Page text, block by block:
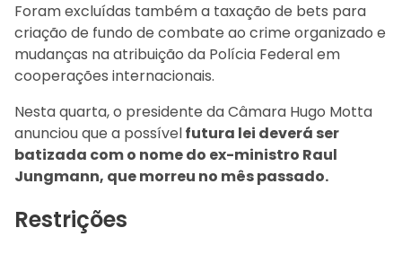
Foram excluídas também a taxação de bets para
criação de fundo de combate ao crime organizado e
mudanças na atribuição da Polícia Federal em
cooperações internacionais.
Nesta quarta, o presidente da Câmara Hugo Motta
anunciou que a possívelfutura lei deverá ser
batizada com o nome do ex-ministro Raul
Jungmann, que morreu no mês passado.
Restrições